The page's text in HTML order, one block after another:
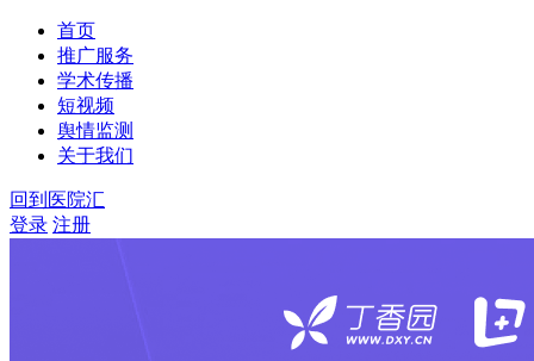
首页
推广服务
学术传播
短视频
舆情监测
关于我们
回到医院汇
登录 注册